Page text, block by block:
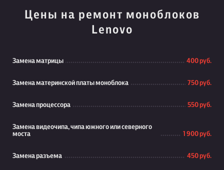
Цены на ремонт моноблоков
Lenovo
Замена матрицы 400 руб.
Замена материнской платы моноблока 750 руб.
Замена процессора 550 руб.
Замена видеочипа, чипа южного или северного
моста
1 900 руб.
Замена разъема 450 руб.